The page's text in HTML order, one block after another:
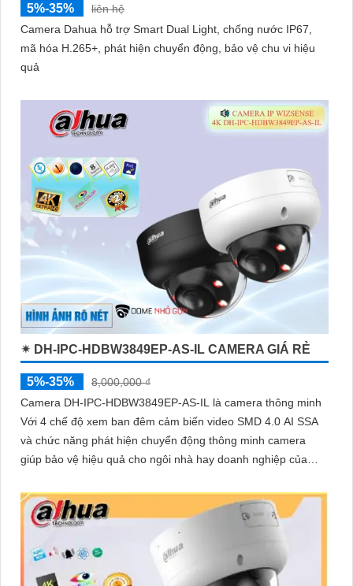
5%-35%
liên hệ
Camera Dahua hỗ trợ Smart Dual Light, chống nước IP67,
mã hóa H.265+, phát hiện chuyển động, bảo vệ chu vi hiệu
quả
✴ DH-IPC-HDBW3849EP-AS-IL CAMERA GIÁ RẺ
5%-35%
8,000,000 ₫
Camera DH-IPC-HDBW3849EP-AS-IL là camera thông minh
Với 4 chế độ xem ban đêm cảm biến video SMD 4.0 AI SSA
và chức năng phát hiện chuyển động thông minh camera
giúp bảo vệ hiệu quả cho ngôi nhà hay doanh nghiệp của